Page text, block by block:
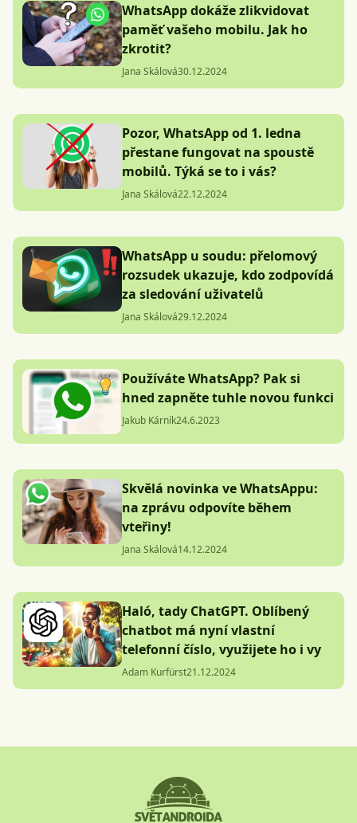
WhatsApp dokáže zlikvidovat
paměť vašeho mobilu. Jak ho
zkrotit?
Jana Skálová30.12.2024
Pozor, WhatsApp od 1. ledna
přestane fungovat na spoustě
mobilů. Týká se to i vás?
Jana Skálová22.12.2024
WhatsApp u soudu: přelomový
rozsudek ukazuje, kdo zodpovídá
za sledování uživatelů
Jana Skálová29.12.2024
Používáte WhatsApp? Pak si
hned zapněte tuhle novou funkci
Jakub Kárník24.6.2023
Skvělá novinka ve WhatsAppu:
na zprávu odpovíte během
vteřiny!
Jana Skálová14.12.2024
Haló, tady ChatGPT. Oblíbený
chatbot má nyní vlastní
telefonní číslo, využijete ho i vy
Adam Kurfürst21.12.2024